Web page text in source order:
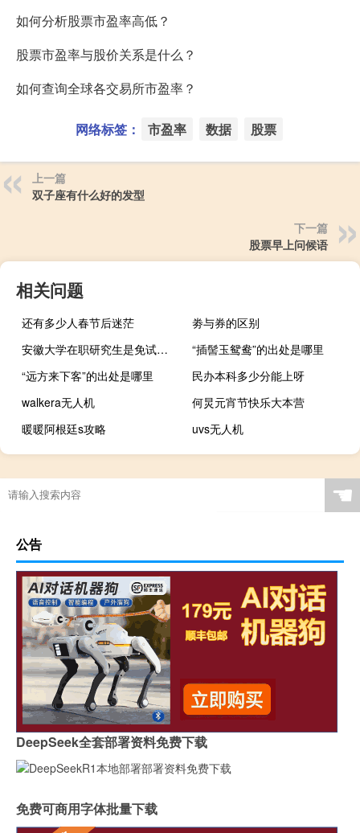
如何分析股票市盈率高低？
股票市盈率与股价关系是什么？
如何查询全球各交易所市盈率？
网络标签： 市盈率 数据 股票
上一篇
双子座有什么好的发型
下一篇
股票早上问候语
相关问题
还有多少人春节后迷茫
劵与券的区别
安徽大学在职研究生是免试入学吗
“插髻玉鸳鸯”的出处是哪里
“远方来下客”的出处是哪里
民办本科多少分能上呀
walkera无人机
何炅元宵节快乐大本营
暖暖阿根廷s攻略
uvs无人机
☚
公告
DeepSeek全套部署资料免费下载
免费可商用字体批量下载